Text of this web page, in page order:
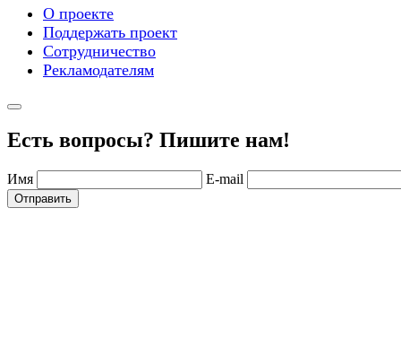
О проекте
Поддержать проект
Сотрудничество
Рекламодателям
Есть вопросы? Пишите нам!
Имя E-mail